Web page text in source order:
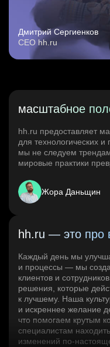
Дмитрий Сергиенков
CEO hh.ru
масштабное
hh.ru предоставляет
для технологических и
мы не следуем
мировые практики
Жора Даньщин
hh.ru — это про
Каждый день мы
и процессы — мы
клиентов и
решения, которые
к лучшему. Наша
и искреннее желание
что помогаем крутым
специалистам
изменений